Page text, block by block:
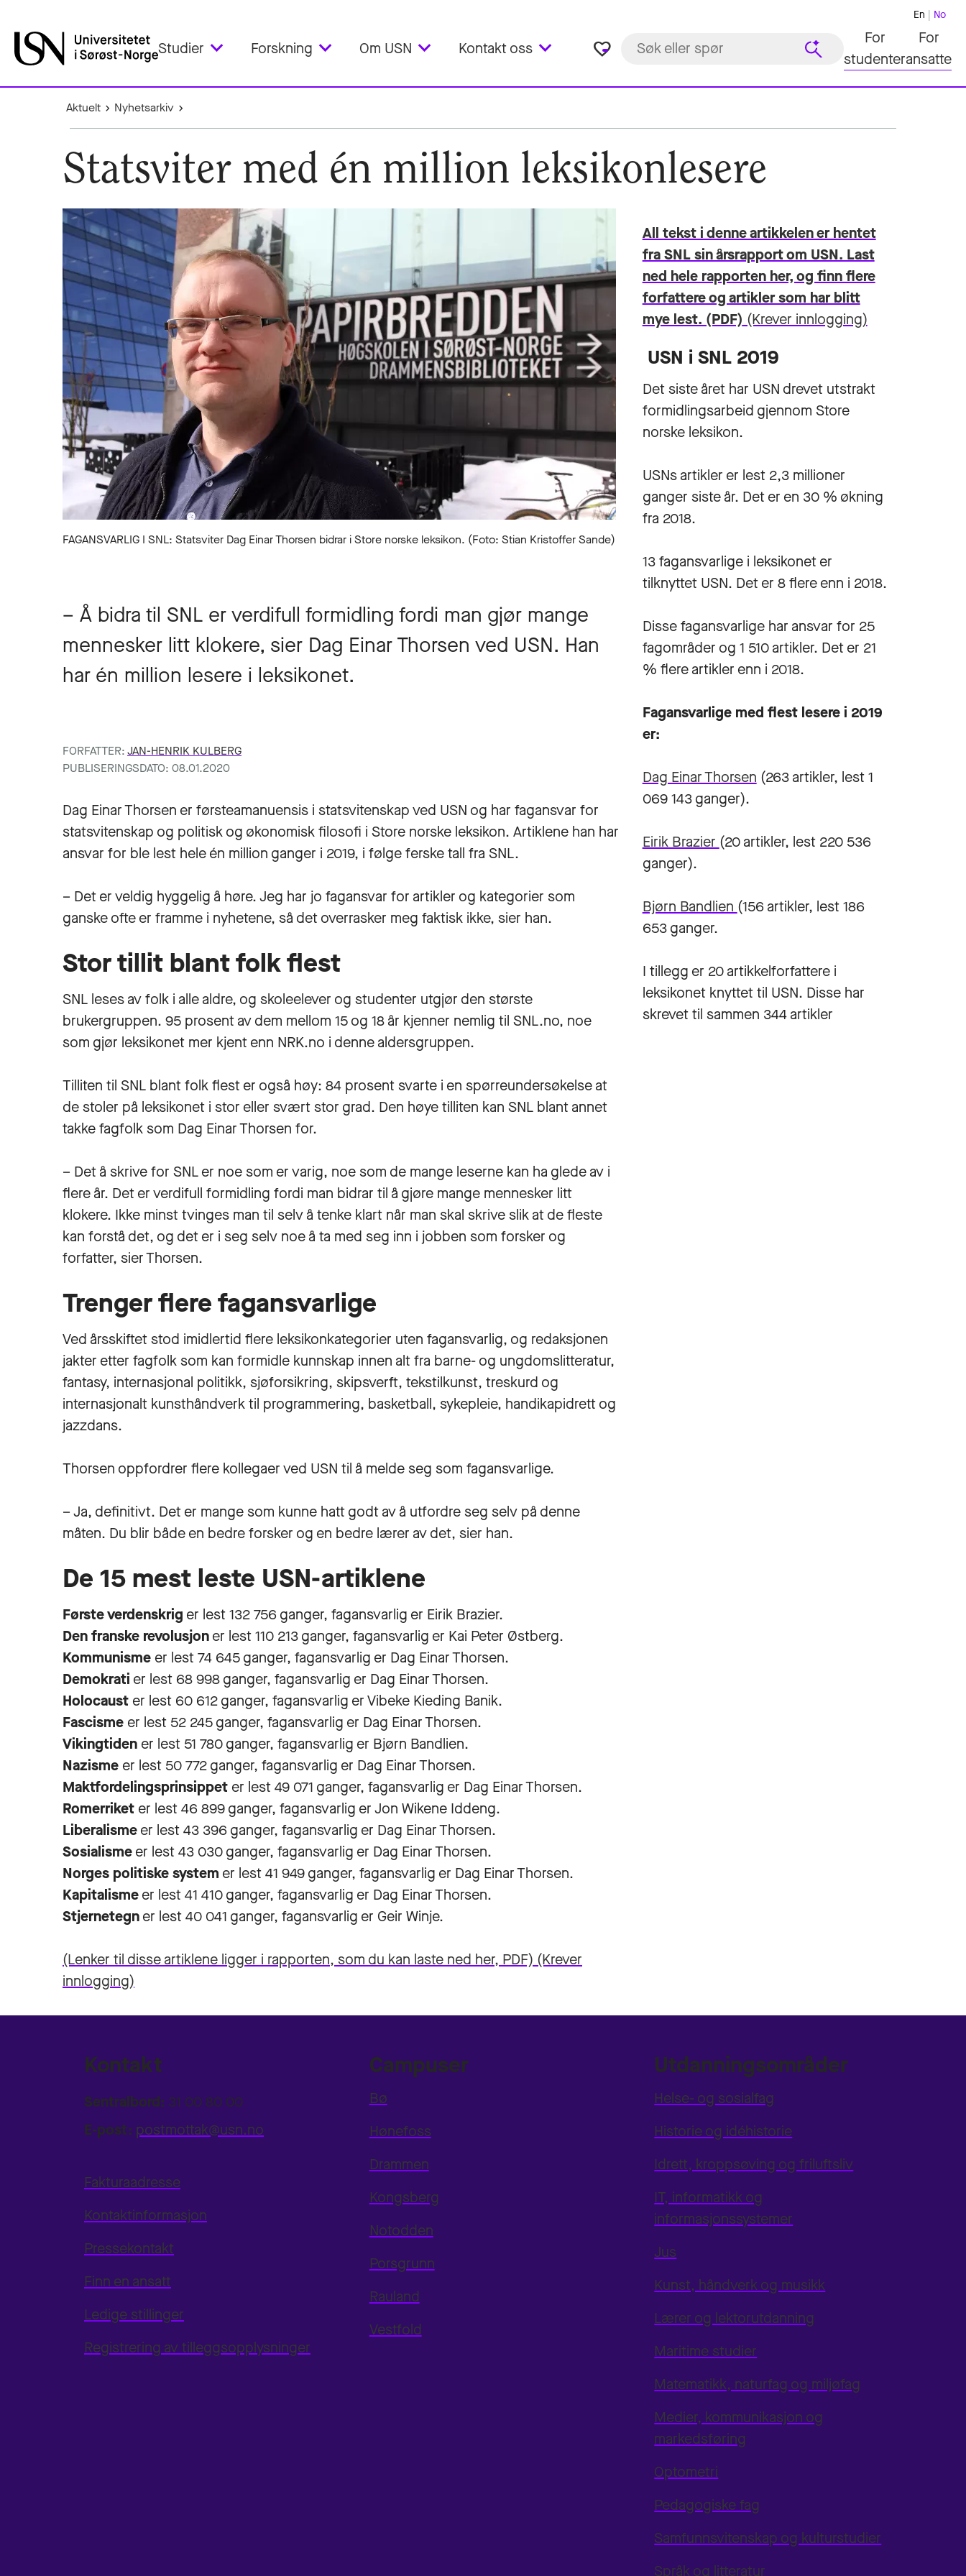
Studier Forskning Om USN Kontakt oss favorite_border
En No
For
studenter
For
ansatte
Aktuelt Nyhetsarkiv
Statsviter med én million leksikonlesere
FAGANSVARLIG I SNL: Statsviter Dag Einar Thorsen bidrar i Store norske leksikon. (Foto: Stian Kristoffer Sande)
– Å bidra til SNL er verdifull formidling fordi man gjør mange
mennesker litt klokere, sier Dag Einar Thorsen ved USN. Han
har én million lesere i leksikonet.
FORFATTER:JAN-HENRIK KULBERG
PUBLISERINGSDATO: 08.01.2020
Dag Einar Thorsen er førsteamanuensis i statsvitenskap ved USN og har fagansvar for
statsvitenskap og politisk og økonomisk filosofi i Store norske leksikon. Artiklene han har
ansvar for ble lest hele én million ganger i 2019, i følge ferske tall fra SNL.
– Det er veldig hyggelig å høre. Jeg har jo fagansvar for artikler og kategorier som
ganske ofte er framme i nyhetene, så det overrasker meg faktisk ikke, sier han.
Stor tillit blant folk flest
SNL leses av folk i alle aldre, og skoleelever og studenter utgjør den største
brukergruppen. 95 prosent av dem mellom 15 og 18 år kjenner nemlig til SNL.no, noe
som gjør leksikonet mer kjent enn NRK.no i denne aldersgruppen.
Tilliten til SNL blant folk flest er også høy: 84 prosent svarte i en spørreundersøkelse at
de stoler på leksikonet i stor eller svært stor grad. Den høye tilliten kan SNL blant annet
takke fagfolk som Dag Einar Thorsen for.
– Det å skrive for SNL er noe som er varig, noe som de mange leserne kan ha glede av i
flere år. Det er verdifull formidling fordi man bidrar til å gjøre mange mennesker litt
klokere. Ikke minst tvinges man til selv å tenke klart når man skal skrive slik at de fleste
kan forstå det, og det er i seg selv noe å ta med seg inn i jobben som forsker og
forfatter, sier Thorsen.
Trenger flere fagansvarlige
Ved årsskiftet stod imidlertid flere leksikonkategorier uten fagansvarlig, og redaksjonen
jakter etter fagfolk som kan formidle kunnskap innen alt fra barne- og ungdomslitteratur,
fantasy, internasjonal politikk, sjøforsikring, skipsverft, tekstilkunst, treskurd og
internasjonalt kunsthåndverk til programmering, basketball, sykepleie, handikapidrett og
jazzdans.
Thorsen oppfordrer flere kollegaer ved USN til å melde seg som fagansvarlige.
– Ja, definitivt. Det er mange som kunne hatt godt av å utfordre seg selv på denne
måten. Du blir både en bedre forsker og en bedre lærer av det, sier han.
De 15 mest leste USN-artiklene
Første verdenskrig er lest 132 756 ganger, fagansvarlig er Eirik Brazier.
Den franske revolusjoner lest 110 213 ganger, fagansvarlig er Kai Peter Østberg.
Kommunisme er lest 74 645 ganger, fagansvarlig er Dag Einar Thorsen.
Demokrati er lest 68 998 ganger, fagansvarlig er Dag Einar Thorsen.
Holocaust er lest 60 612 ganger, fagansvarlig er Vibeke Kieding Banik.
Fascisme er lest 52 245 ganger, fagansvarlig er Dag Einar Thorsen.
Vikingtiden er lest 51 780 ganger, fagansvarlig er Bjørn Bandlien.
Nazisme er lest 50 772 ganger, fagansvarlig er Dag Einar Thorsen.
Maktfordelingsprinsippet er lest 49 071 ganger, fagansvarlig er Dag Einar Thorsen.
Romerriket er lest 46 899 ganger, fagansvarlig er Jon Wikene Iddeng.
Liberalismeer lest 43 396 ganger, fagansvarlig er Dag Einar Thorsen.
Sosialismeer lest 43 030 ganger, fagansvarlig er Dag Einar Thorsen.
Norges politiske system er lest 41 949 ganger, fagansvarlig er Dag Einar Thorsen.
Kapitalismeer lest 41 410 ganger, fagansvarlig er Dag Einar Thorsen.
Stjernetegner lest 40 041 ganger, fagansvarlig er Geir Winje.
(Lenker til disse artiklene ligger i rapporten, som du kan laste ned her, PDF) (Krever
innlogging)
All tekst i denne artikkelen er hentet
fra SNL sin årsrapport om USN. Last
ned hele rapporten her, og finn flere
forfattere og artikler som har blitt
mye lest. (PDF) (Krever innlogging)
USN i SNL 2019
Det siste året har USN drevet utstrakt
formidlingsarbeid gjennom Store
norske leksikon.
USNs artikler er lest 2,3 millioner
ganger siste år. Det er en 30 % økning
fra 2018.
13 fagansvarlige i leksikonet er
tilknyttet USN. Det er 8 flere enn i 2018.
Disse fagansvarlige har ansvar for 25
fagområder og 1 510 artikler. Det er 21
% flere artikler enn i 2018.
Fagansvarlige med flest lesere i 2019
er:
Dag Einar Thorsen (263 artikler, lest 1
069 143 ganger).
Eirik Brazier (20 artikler, lest 220 536
ganger).
Bjørn Bandlien (156 artikler, lest 186
653 ganger.
I tillegg er 20 artikkelforfattere i
leksikonet knyttet til USN. Disse har
skrevet til sammen 344 artikler
Kontakt
Sentralbord: 31 00 80 00
E-post: postmottak@usn.no
Fakturaadresse
Kontaktinformasjon
Pressekontakt
Finn en ansatt
Ledige stillinger
Registrering av tilleggsopplysninger
Campuser
Bø
Hønefoss
Drammen
Kongsberg
Notodden
Porsgrunn
Rauland
Vestfold
Utdanningsområder
Helse- og sosialfag
Historie og idéhistorie
Idrett, kroppsøving og friluftsliv
IT, informatikk og
informasjonssystemer
Jus
Kunst, håndverk og musikk
Lærer og lektorutdanning
Maritime studier
Matematikk, naturfag og miljøfag
Medier, kommunikasjon og
markedsføring
Optometri
Pedagogiske fag
Samfunnsvitenskap og kulturstudier
Språk og litteratur